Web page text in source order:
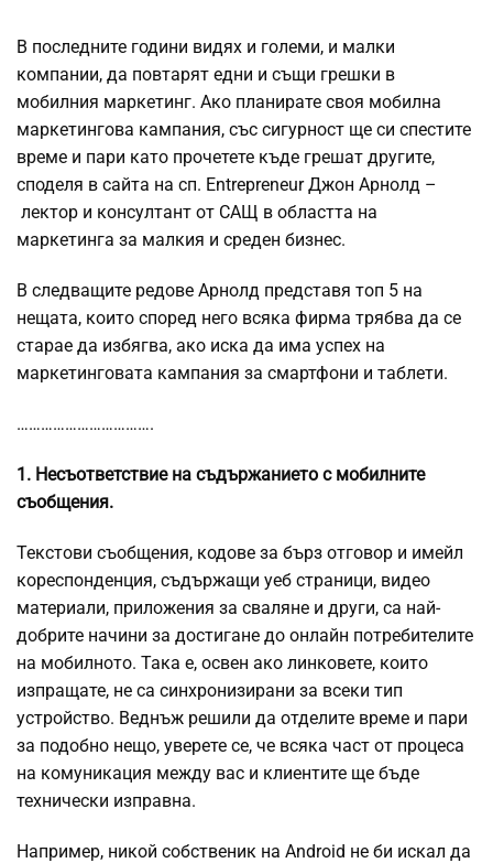
В последните години видях и големи, и малки
компании, да повтарят едни и същи грешки в
мобилния маркетинг. Ако планирате своя мобилна
маркетингова кампания, със сигурност ще си спестите
време и пари като прочетете къде грешат другите,
споделя в сайта на сп. Entrepreneur Джон Арнолд –
лектор и консултант от САЩ в областта на
маркетинга за малкия и среден бизнес.
В следващите редове Арнолд представя топ 5 на
нещата, които според него всяка фирма трябва да се
старае да избягва, ако иска да има успех на
маркетинговата кампания за смартфони и таблети.
…………………………….
1. Несъответствие на съдържанието с мобилните
съобщения.
Текстови съобщения, кодове за бърз отговор и имейл
кореспонденция, съдържащи уеб страници, видео
материали, приложения за сваляне и други, са най-
добрите начини за достигане до онлайн потребителите
на мобилното. Така е, освен ако линковете, които
изпращате, не са синхронизирани за всеки тип
устройство. Веднъж решили да отделите време и пари
за подобно нещо, уверете се, че всяка част от процеса
на комуникация между вас и клиентите ще бъде
технически изправна.
Например, никой собственик на Android не би искал да